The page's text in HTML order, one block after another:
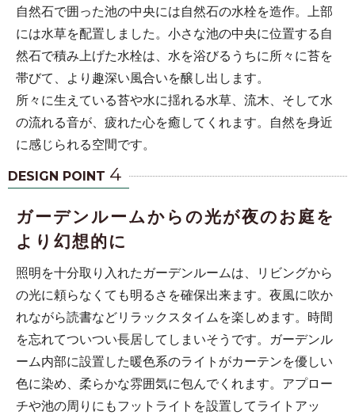
自然石で囲った池の中央には自然石の水栓を造作。上部
には水草を配置しました。小さな池の中央に位置する自
然石で積み上げた水栓は、水を浴びるうちに所々に苔を
帯びて、より趣深い風合いを醸し出します。
所々に生えている苔や水に揺れる水草、流木、そして水
の流れる音が、疲れた心を癒してくれます。自然を身近
に感じられる空間です。
DESIGN POINT 4
ガーデンルームからの光が夜のお庭を
より幻想的に
照明を十分取り入れたガーデンルームは、リビングから
の光に頼らなくても明るさを確保出来ます。夜風に吹か
れながら読書などリラックスタイムを楽しめます。時間
を忘れてついつい長居してしまいそうです。ガーデンル
ーム内部に設置した暖色系のライトがカーテンを優しい
色に染め、柔らかな雰囲気に包んでくれます。アプロー
チや池の周りにもフットライトを設置してライトアッ